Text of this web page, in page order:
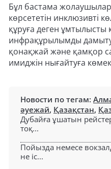
Бұл бастама
көрсететін инклюзивті
құруға деген ұмтылысты
инфрақұрылымды
қонақжай және қамқор
имиджін нығайтуға
Новости по тегам:
әуежай, Қазақстан,
Дубайға ұшатын
тоқ...
Пойызда немесе
не іс...